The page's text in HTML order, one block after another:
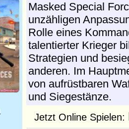
Masked Special
unzähligen
Rolle eines
talentierter Krieger
Strategien und
anderen. Im
von aufrüstbaren
und Siegestänze.
Jetzt Online Spielen: